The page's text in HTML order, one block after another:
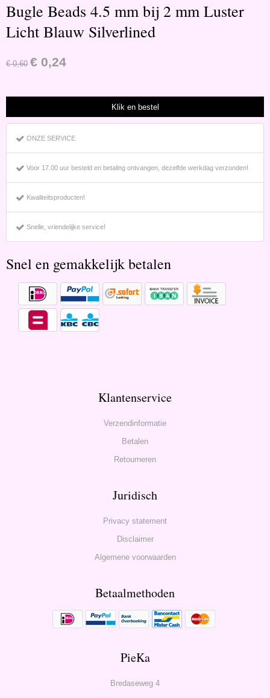
Bugle Beads 4.5 mm bij 2 mm Luster
Licht Blauw Silverlined
€0,60 € 0,24
ONZE SERVICE
Voor 17.00 uur besteld en betaling ontvangen, dezelfde werkdag verzonden!
Kwaliteitsproducten!
Snelle, vriendelijke service!
Snel en gemakkelijk betalen
Klantenservice
Verzendinformatie
Betalen
Retourneren
Juridisch
Privacy statement
Disclaimer
Algemene voorwaarden
Betaalmethoden
PieKa
Bredaseweg 4